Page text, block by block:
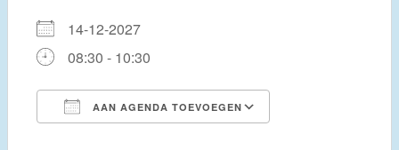
14-12-2027
08:30 - 10:30
AAN AGENDA TOEVOEGEN